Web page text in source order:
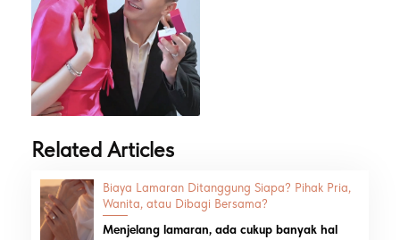
Related Articles
Biaya Lamaran Ditanggung Siapa? Pihak Pria,
Wanita, atau Dibagi Bersama?
Menjelang lamaran, ada cukup banyak hal